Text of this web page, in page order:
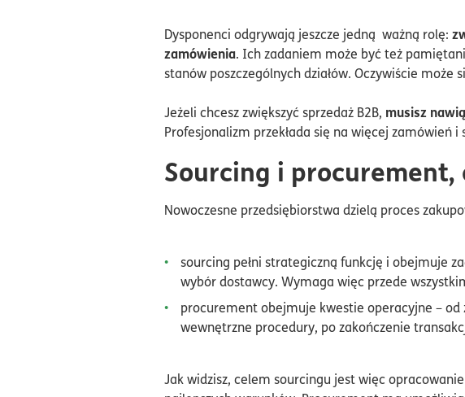
Dysponenci odgrywają jeszcze jedną ważną rolę:
zamówienia. Ich zadaniem może być też
stanów poszczególnych działów. Oczywiście
Jeżeli chcesz zwiększyć sprzedaż B2B, musisz
Profesjonalizm przekłada się na więcej zamówień
Sourcing i procurement,
Nowoczesne przedsiębiorstwa dzielą proces
sourcing pełni strategiczną funkcję i obejmuje
wybór dostawcy. Wymaga więc przede
procurement obejmuje kwestie operacyjne – od
wewnętrzne procedury, po zakończenie
Jak widzisz, celem sourcingu jest więc